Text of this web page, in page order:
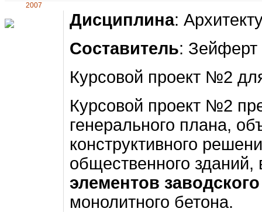
2007
Дисциплина:
Составитель:
Курсовой проект №2
Курсовой проект №2
генерального плана,
конструктивного
общественного
элементов
монолитного бетона.